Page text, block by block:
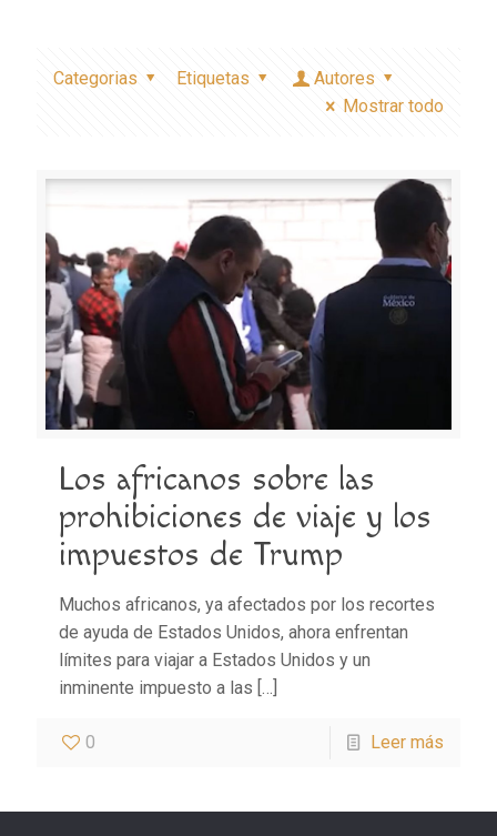
Categorias Etiquetas
Autores
Mostrar todo
Los africanos sobre las
prohibiciones de viaje y los
impuestos de Trump
Muchos africanos, ya afectados por los recortes
de ayuda de Estados Unidos, ahora enfrentan
límites para viajar a Estados Unidos y un
inminente impuesto a las […]
0 Leer más